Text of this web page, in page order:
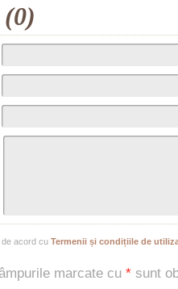
de acord cu Termenii și condițiile de
marcate cu * sunt